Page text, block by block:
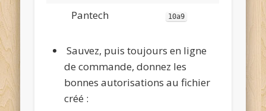
Pantech 10a9
Sauvez, puis toujours en ligne
de commande, donnez les
bonnes autorisations au fichier
créé :